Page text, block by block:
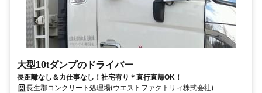
大型10tダンプのドライバー
長距離なし＆力仕事なし！社宅有り＊直行直帰OK！
長生郡コンクリート処理場(ウエストファクトリィ株式会社)